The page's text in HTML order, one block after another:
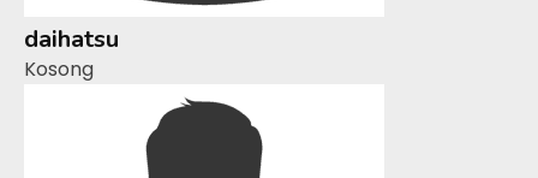
daihatsu
Kosong